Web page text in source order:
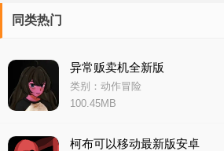
同类热门
异常贩卖机全新版
类别：动作冒险
100.45MB
柯布可以移动最新版安卓